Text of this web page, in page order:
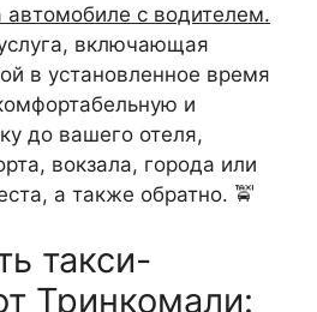
автомобиле с водителем.
включающая
в установленное время
и
до вашего отеля,
вокзала, города или
а также обратно. 🚖
такси-
Тринкомали: